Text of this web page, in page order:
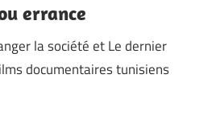
errance
la société et Le dernier
documentaires tunisiens